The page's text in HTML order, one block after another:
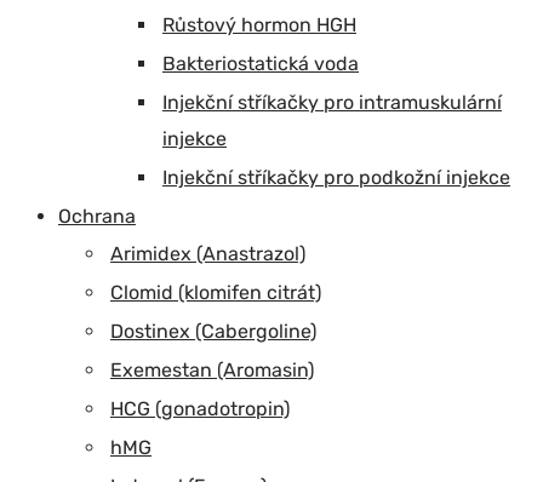
Růstový hormon HGH
Bakteriostatická voda
Injekční stříkačky pro intramuskulární
injekce
Injekční stříkačky pro podkožní injekce
Ochrana
Arimidex (Anastrazol)
Clomid (klomifen citrát)
Dostinex (Cabergoline)
Exemestan (Aromasin)
HCG (gonadotropin)
hMG